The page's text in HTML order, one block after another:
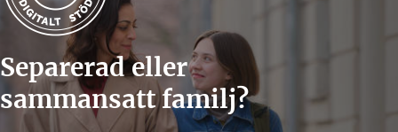
Separerad eller
sammansatt familj?